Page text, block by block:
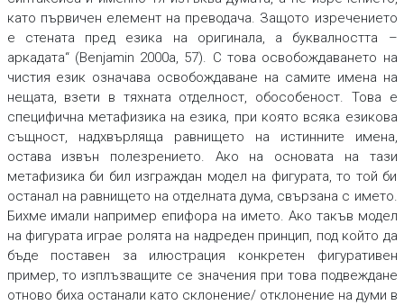
като първичен елемент на преводача. Защото изречението
е стената пред езика на оригинала, а буквалността –
аркадата“ (Benjamin 2000a, 57). С това освобождаването на
чистия език означава освобождаване на самите имена на
нещата, взети в тяхната отделност, обособеност. Това е
специфична метафизика на езика, при която всяка езикова
същност, надхвърляща равнището на истинните имена,
остава извън полезрението. Ако на основата на тази
метафизика би бил изграждан модел на фигурата, то той би
останал на равнището на отделната дума, свързана с името.
Бихме имали например епифора на името. Ако такъв модел
на фигурата играе ролята на надреден принцип, под който да
бъде поставен за илюстрация конкретен фигуративен
пример, то изплъзващите се значения при това подвеждане
отново биха останали като склонение/ отклонение на думи в